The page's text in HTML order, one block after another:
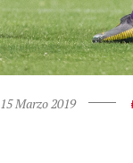
15 Marzo 2019